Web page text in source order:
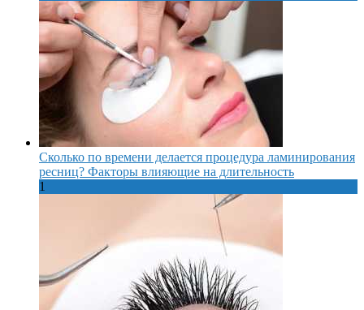
Сколько по времени делается процедура ламинирования
ресниц? Факторы влияющие на длительность
1